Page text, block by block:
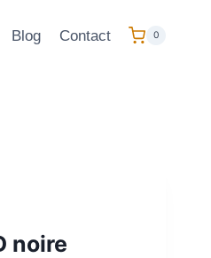
Blog Contact 0
noire